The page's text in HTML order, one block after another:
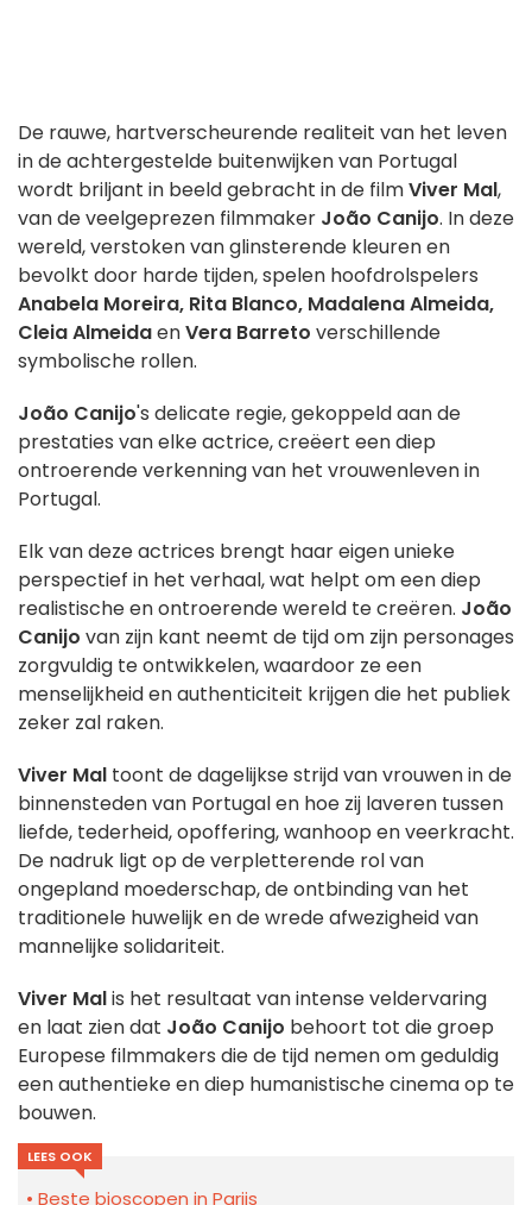
De rauwe, hartverscheurende realiteit van het leven
in de achtergestelde buitenwijken van Portugal
wordt briljant in beeld gebracht in de filmViver Mal,
van de veelgeprezen filmmaker João Canijo. In deze
wereld, verstoken van glinsterende kleuren en
bevolkt door harde tijden, spelen hoofdrolspelers
Anabela Moreira, Rita Blanco, Madalena Almeida,
Cleia AlmeidaenVera Barreto verschillende
symbolische rollen.
João Canijo's delicate regie, gekoppeld aan de
prestaties van elke actrice, creëert een diep
ontroerende verkenning van het vrouwenleven in
Portugal.
Elk van deze actrices brengt haar eigen unieke
perspectief in het verhaal, wat helpt om een diep
realistische en ontroerende wereld te creëren. João
Canijo van zijn kant neemt de tijd om zijn personages
zorgvuldig te ontwikkelen, waardoor ze een
menselijkheid en authenticiteit krijgen die het publiek
zeker zal raken.
Viver Mal toont de dagelijkse strijd van vrouwen in de
binnensteden van Portugal en hoe zij laveren tussen
liefde, tederheid, opoffering, wanhoop en veerkracht.
De nadruk ligt op de verpletterende rol van
ongepland moederschap, de ontbinding van het
traditionele huwelijk en de wrede afwezigheid van
mannelijke solidariteit.
Viver Malis het resultaat van intense veldervaring
en laat zien dat João Canijo behoort tot die groep
Europese filmmakers die de tijd nemen om geduldig
een authentieke en diep humanistische cinema op te
bouwen.
LEES OOK
Beste bioscopen in Parijs